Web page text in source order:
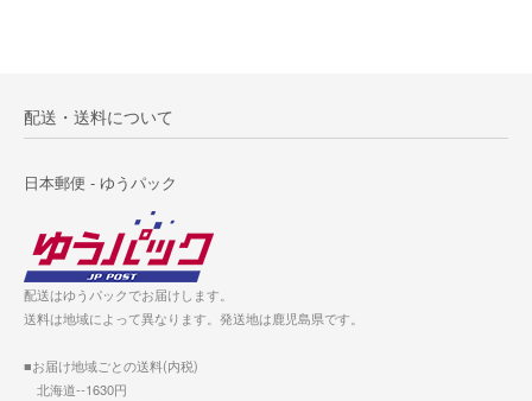
配送・送料について
日本郵便 - ゆうパック
配送はゆうパックでお届けします。
送料は地域によって異なります。発送地は鹿児島県です。
■お届け地域ごとの送料(内税)
北海道--1630円